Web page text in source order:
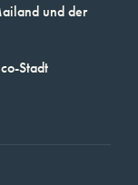
und der
Stadt